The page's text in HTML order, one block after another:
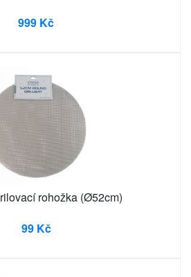
999 Kč
rohožka (Ø52cm)
99 Kč